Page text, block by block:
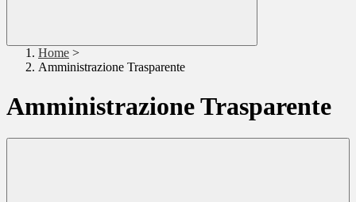
Home >
Amministrazione Trasparente
Amministrazione Trasparente